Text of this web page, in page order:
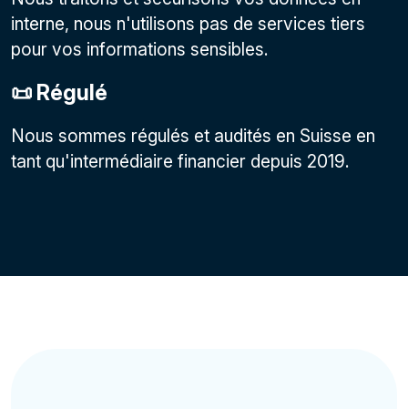
interne, nous n'utilisons pas de services tiers
pour vos informations sensibles.
📜 Régulé
Nous sommes régulés et audités en Suisse en
tant qu'intermédiaire financier depuis 2019.